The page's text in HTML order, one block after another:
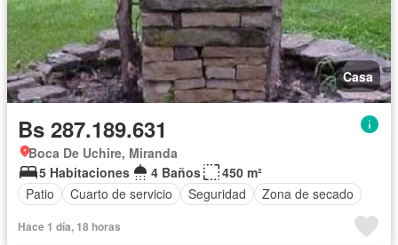
Casa
Bs 287.189.631
Boca De Uchire, Miranda
5 Habitaciones
4 Baños
450 m²
Patio
Cuarto de servicio Seguridad Zona de secado
Hace 1 día, 18 horas